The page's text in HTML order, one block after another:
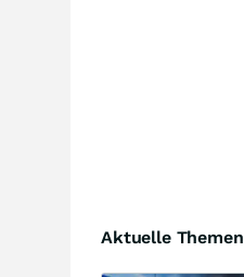
Aktuelle Themen